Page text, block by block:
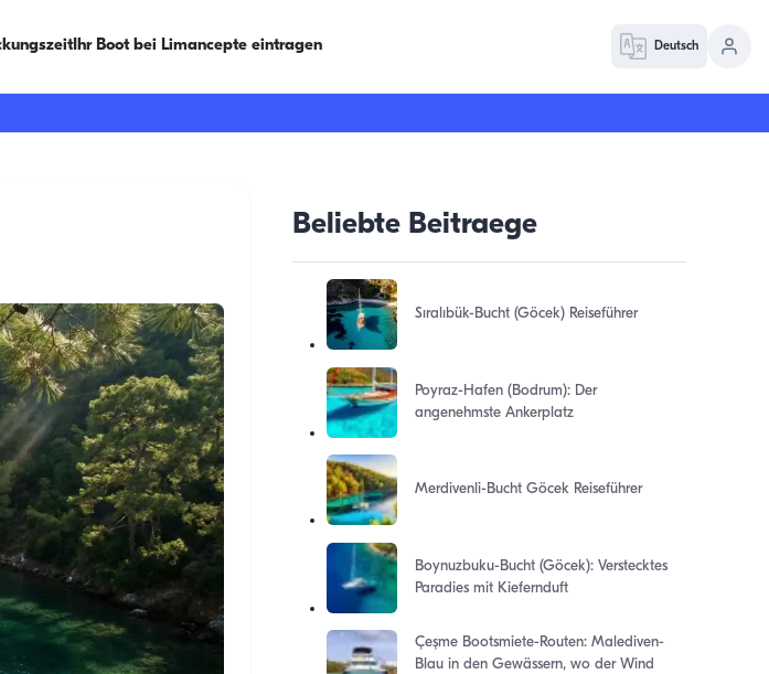
Ihr Boot bei Limancepte eintragen Deutsch
Beliebte Beitraege
Sıralıbük-Bucht (Göcek) Reiseführer
Poyraz-Hafen (Bodrum): Der
angenehmste Ankerplatz
Merdivenli-Bucht Göcek Reiseführer
Boynuzbuku-Bucht (Göcek): Verstecktes
Paradies mit Kiefernduft
Çeşme Bootsmiete-Routen: Malediven-
Blau in den Gewässern, wo der Wind